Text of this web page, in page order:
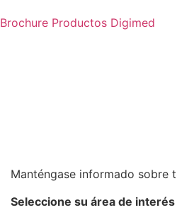
Brochure Productos Digimed
Manténgase informado sobre
Seleccione su área de